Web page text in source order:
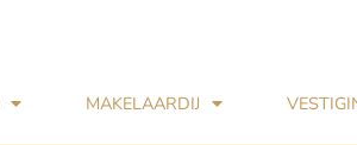
MAKELAARDIJ